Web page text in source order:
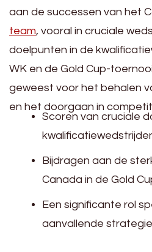
aan de successen van het
team, vooral in cruciale
doelpunten in de
WK en de Gold Cup-
geweest voor het behalen
en het doorgaan in
Scoren van cruciale
Bijdragen aan de
Canada in de Gold
Een significante rol
aanvallende